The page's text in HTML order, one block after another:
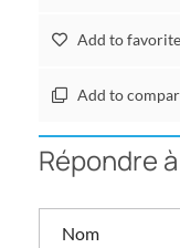
Add to favorite
Add to
Répondre